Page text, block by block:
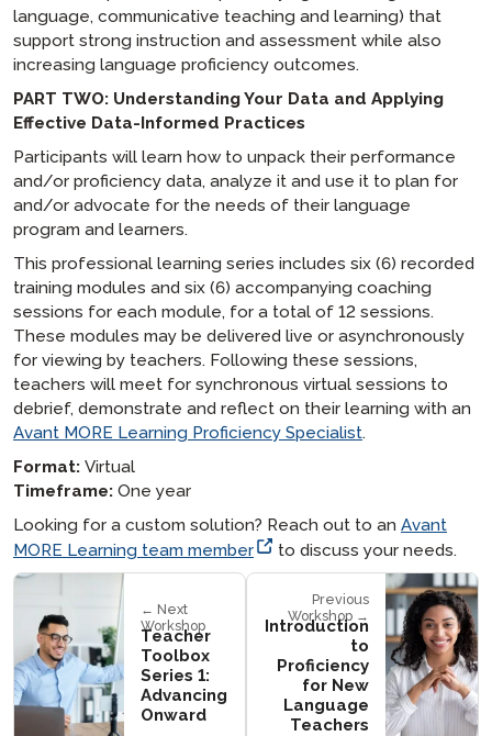
language, communicative teaching and learning) that
support strong instruction and assessment while also
increasing language proficiency outcomes.
PART TWO: Understanding Your Data and Applying
Effective Data-Informed Practices
Participants will learn how to unpack their performance
and/or proficiency data, analyze it and use it to plan for
and/or advocate for the needs of their language
program and learners.
This professional learning series includes six (6) recorded
training modules and six (6) accompanying coaching
sessions for each module, for a total of 12 sessions.
These modules may be delivered live or asynchronously
for viewing by teachers. Following these sessions,
teachers will meet for synchronous virtual sessions to
debrief, demonstrate and reflect on their learning with an
Avant MORE Learning Proficiency Specialist.
Format: Virtual
Timeframe: One year
Looking for a custom solution? Reach out to an Avant
MORE Learning team member
to discuss your needs.
← Next
Workshop
Teacher
Toolbox
Series 1:
Advancing
Onward
Previous
Workshop →
Introduction
to
Proficiency
for New
Language
Teachers​